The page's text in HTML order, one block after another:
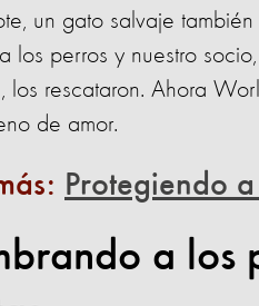
un gato salvaje
los perros y nuestro
los rescataron. Ahora
de amor.
Protegiendo
a los